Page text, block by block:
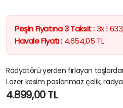
Peşin Fiyatına 3 Taksit :3x
Havale Fiyatı : 4.654,05 TL
Radyatörü yerden fırlayan
Lazer kesim paslanmaz çelik,
4.899,00TL